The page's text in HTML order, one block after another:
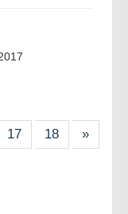
17
18 »